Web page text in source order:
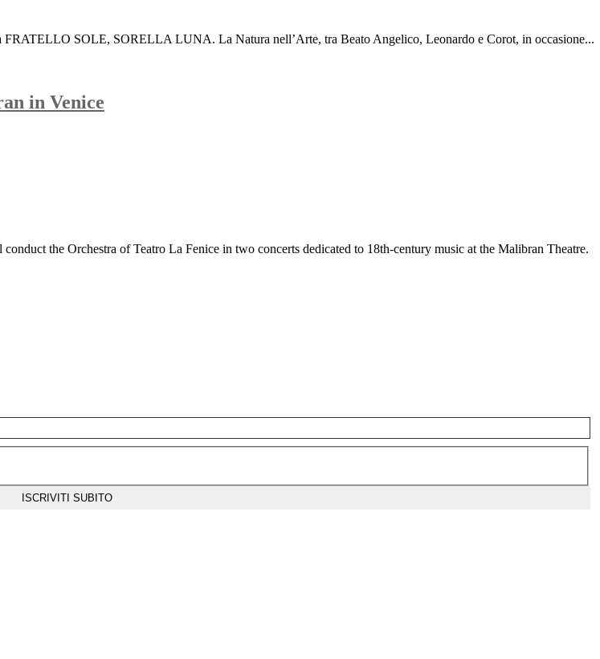
FRATELLO SOLE, SORELLA LUNA. La Natura nell’Arte, tra Beato Angelico, Leonardo e Corot, in occasione...
in Venice
the Orchestra of Teatro La Fenice in two concerts dedicated to 18th-century music at the Malibran Theatre.